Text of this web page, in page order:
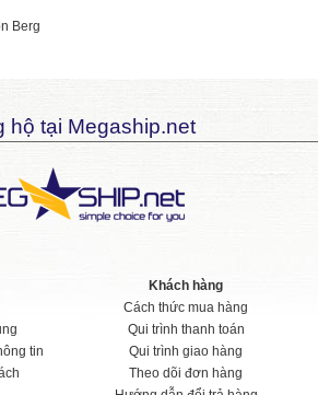
Berg
hộ tại Megaship.net
tin
Khách hàng
Cách thức mua hàng
Qui trình thanh toán
Qui trình giao hàng
Theo dõi đơn hàng